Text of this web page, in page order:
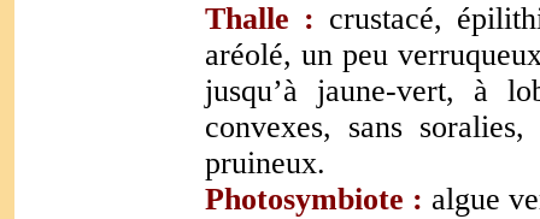
Thalle : crustacé,
aréolé, un peu
jusqu’à jaune-vert, à
convexes, sans
pruineux.
Photosymbiote : algue